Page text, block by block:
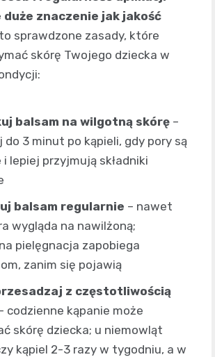
duże znaczenie jak jakość
sprawdzone zasady, które
skórę Twojego dziecka w
balsam na wilgotną skórę –
do 3 minut po kąpieli, gdy pory są
lepiej przyjmują składniki
balsam regularnie – nawet
wygląda na nawilżoną;
pielęgnacja zapobiega
zanim się pojawią
z częstotliwością
codzienne kąpanie może
skórę dziecka; u niemowląt
kąpiel 2-3 razy w tygodniu, a w